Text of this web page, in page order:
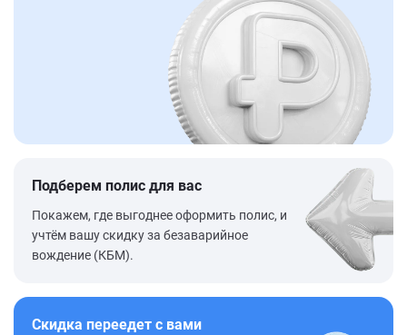
Подберем полис для вас
Покажем, где выгоднее оформить полис, и
учтём вашу скидку за безаварийное
вождение (КБМ).
Скидка переедет с вами